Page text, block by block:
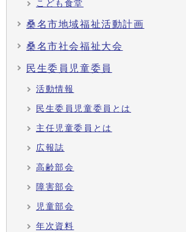
こども食堂
桑名市地域福祉活動計画
桑名市社会福祉大会
民生委員児童委員
活動情報
民生委員児童委員とは
主任児童委員とは
広報誌
高齢部会
障害部会
児童部会
年次資料